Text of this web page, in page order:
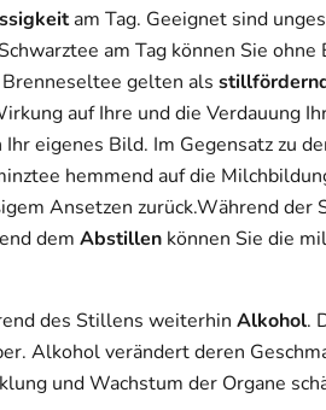
am Tag. Geeignet sind
am Tag können Sie
gelten als
auf Ihre und die Verdauung
Ihr eigenes Bild. Im Gegensatz zu
hemmend auf die
Ansetzen zurück.Während
demAbstillen können Sie die
des Stillens weiterhinAlkohol.
Alkohol verändert deren
und Wachstum der Organe